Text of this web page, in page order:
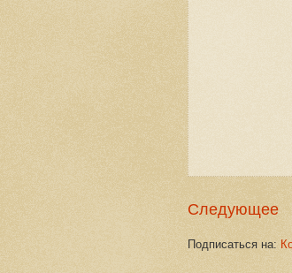
Следующее
Подписаться на: